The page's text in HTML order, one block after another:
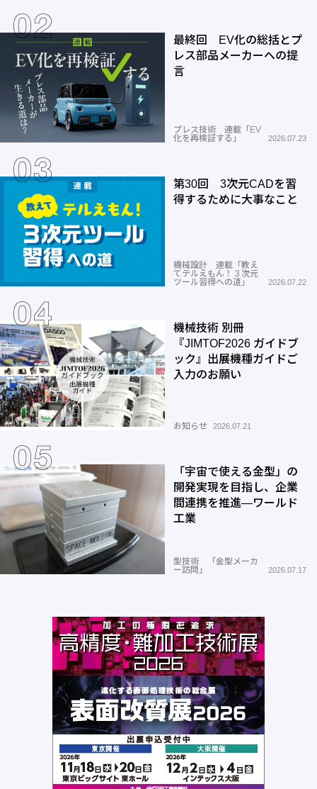
最終回 EV化の総括とプ
レス部品メーカーへの提
言
プレス技術 連載「EV
化を再検証する」
2026.07.23
第30回 3次元CADを習
得するために大事なこと
機械設計 連載「教え
てテルえもん！３次元
ツール習得への道」
2026.07.22
機械技術 別冊
『JIMTOF2026 ガイドブ
ック』出展機種ガイドご
入力のお願い
お知らせ 2026.07.21
「宇宙で使える金型」の
開発実現を目指し、企業
間連携を推進―ワールド
工業
型技術 「金型メーカ
ー訪問」
2026.07.17